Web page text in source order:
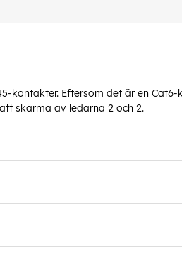
kontakter. Eftersom det är en
skärma av ledarna 2 och 2.